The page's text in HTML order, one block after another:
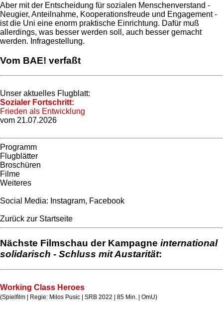
Aber mit der Entscheidung für sozialen Menschenverstand -
Neugier, Anteilnahme, Kooperationsfreude und Engagement -
ist die Uni eine enorm praktische Einrichtung. Dafür muß
allerdings, was besser werden soll, auch besser gemacht
werden. Infragestellung.
Vom BAE! verfaßt
Unser aktuelles Flugblatt:
Sozialer Fortschritt:
Frieden als Entwicklung
vom 21.07.2026
Programm
Flugblätter
Broschüren
Filme
Weiteres
Social Media: Instagram, Facebook
Zurück zur Startseite
Nächste Filmschau der Kampagne international
solidarisch - Schluss mit Austarität:
Working Class Heroes
(Spielfilm | Regie: Milos Pusic | SRB 2022 | 85 Min. | OmU)